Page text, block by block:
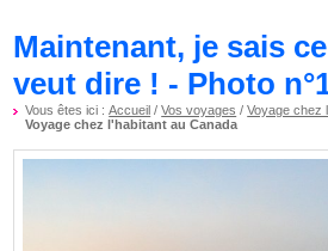
Maintenant, je sais
veut dire ! - Photo
Vous êtes ici :Accueil /Vos voyages /Voyage chez
Voyage chez l'habitant au Canada